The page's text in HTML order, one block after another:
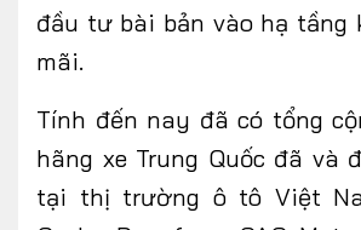
đầu tư bài bản vào hạ tầng
mãi.
Tính đến nay đã có tổng
hãng xe Trung Quốc đã và
tại thị trường ô tô Việt